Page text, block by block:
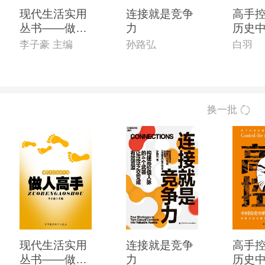
现代生活实用
丛书——做人
高手
李子豪 主编
连接就是竞争
力
孙路弘
高手
历史
级处
白羽
换一批
现代生活实用
丛书——做人
连接就是竞争
力
高手
历史